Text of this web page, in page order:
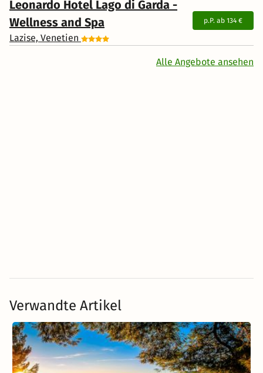
Leonardo Hotel Lago di Garda -
Wellness and Spa
Lazise, Venetien
p.P. ab 134 €
Alle Angebote ansehen
Verwandte Artikel